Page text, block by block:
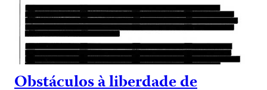
Obstáculos à liberdade de